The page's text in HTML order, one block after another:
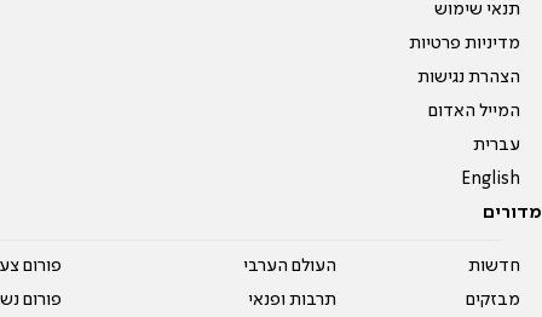
תנאי שימוש
מדיניות פרטיות
הצהרת נגישות
המייל האדום
עברית
English
מדורים
חדשות
מבזקים
העולם הערבי
תרבות ופנאי
פורום
פורום